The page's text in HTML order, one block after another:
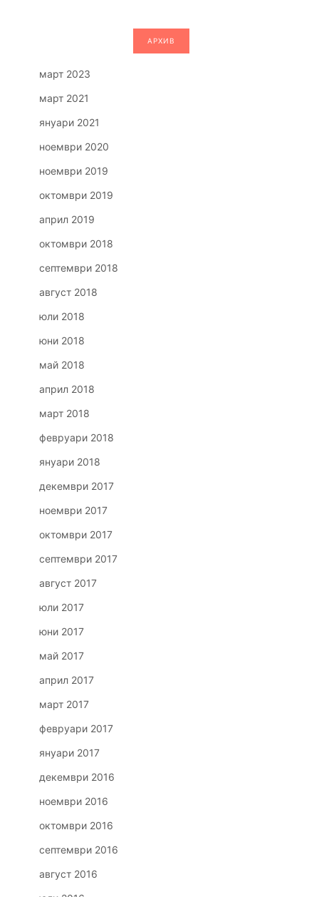
АРХИВ
март 2023
март 2021
януари 2021
ноември 2020
ноември 2019
октомври 2019
април 2019
октомври 2018
септември 2018
август 2018
юли 2018
юни 2018
май 2018
април 2018
март 2018
февруари 2018
януари 2018
декември 2017
ноември 2017
октомври 2017
септември 2017
август 2017
юли 2017
юни 2017
май 2017
април 2017
март 2017
февруари 2017
януари 2017
декември 2016
ноември 2016
октомври 2016
септември 2016
август 2016